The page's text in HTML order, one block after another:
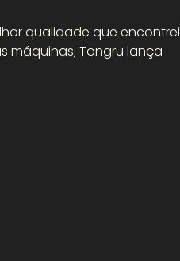
qualidade que encontrei
máquinas; Tongru lança